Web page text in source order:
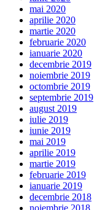
mai 2020
aprilie 2020
martie 2020
februarie 2020
ianuarie 2020
decembrie 2019
noiembrie 2019
octombrie 2019
septembrie 2019
august 2019
iulie 2019
iunie 2019
mai 2019
aprilie 2019
martie 2019
februarie 2019
ianuarie 2019
decembrie 2018
noiembrie 2018